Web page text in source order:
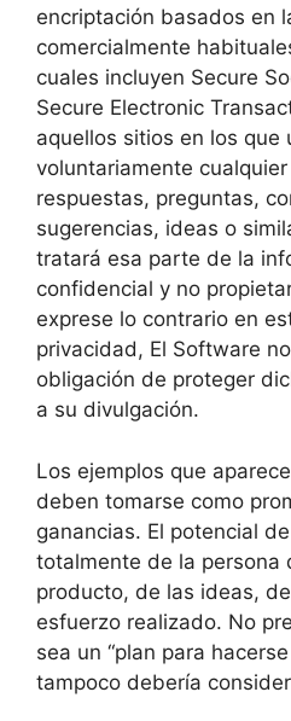
encriptación basados en
comercialmente
cuales incluyen Secure
Secure Electronic
aquellos sitios en los que
voluntariamente
respuestas, preguntas,
sugerencias, ideas o
tratará esa parte de la
confidencial y no
exprese lo contrario en
privacidad, El Software
obligación de proteger
a su divulgación.
Los ejemplos que
deben tomarse como
ganancias. El potencial
totalmente de la persona
producto, de las ideas,
esfuerzo realizado. No
sea un “plan para
tampoco debería